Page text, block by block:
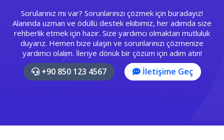
Sorularınız mı var? Sorunlarınızı çözmek için buradayız!
Alanında uzman ve ödüllü destek ekibimiz, her adımda size
rehberlik etmek için hazır. Size yardımcı olmaktan mutluluk
duyarız. Hemen bize ulaşın ve sorunlarınızı çözmenize
yardımcı olalım. İleriye dönük bir çözüm için adım atın!
+90 850 123 4567 İletişime Geç